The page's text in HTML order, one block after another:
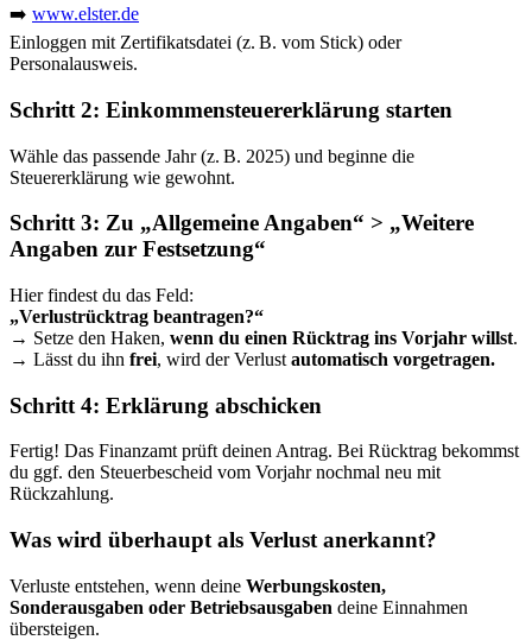
➡️ www.elster.de
Einloggen mit Zertifikatsdatei (z. B. vom Stick) oder
Personalausweis.
Schritt 2: Einkommensteuererklärung starten
Wähle das passende Jahr (z. B. 2025) und beginne die
Steuererklärung wie gewohnt.
Schritt 3: Zu „Allgemeine Angaben“ > „Weitere
Angaben zur Festsetzung“
Hier findest du das Feld:
„Verlustrücktrag beantragen?“
→ Setze den Haken, wenn du einen Rücktrag ins Vorjahr willst.
→ Lässt du ihn frei, wird der Verlust automatisch vorgetragen.
Schritt 4: Erklärung abschicken
Fertig! Das Finanzamt prüft deinen Antrag. Bei Rücktrag bekommst
du ggf. den Steuerbescheid vom Vorjahr nochmal neu mit
Rückzahlung.
Was wird überhaupt als Verlust anerkannt?
Verluste entstehen, wenn deine Werbungskosten,
Sonderausgaben oder Betriebsausgaben deine Einnahmen
übersteigen.